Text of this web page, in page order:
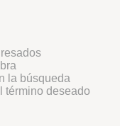
la búsqueda
término deseado